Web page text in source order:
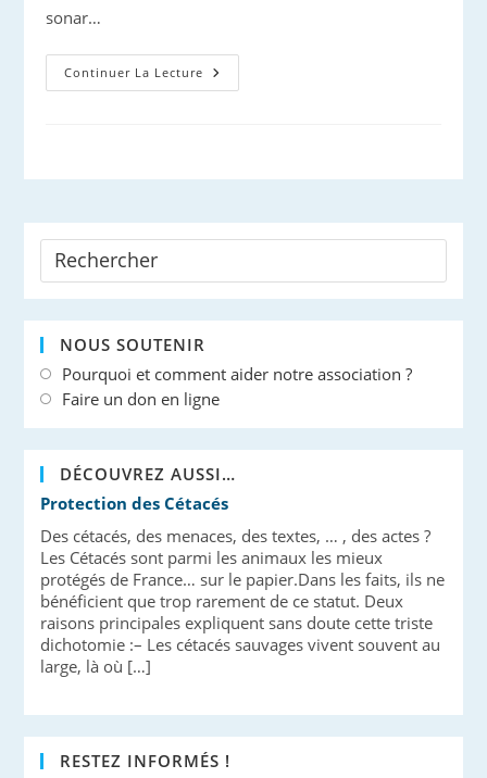
sonar…
Continuer La Lecture Grands
Plongeurs
Sont
Être
Battus…
NOUS SOUTENIR
Pourquoi et comment aider notre association ?
Faire un don en ligne
DÉCOUVREZ AUSSI…
Protection des Cétacés
Des cétacés, des menaces, des textes, … , des actes ?
Les Cétacés sont parmi les animaux les mieux
protégés de France… sur le papier.Dans les faits, ils ne
bénéficient que trop rarement de ce statut. Deux
raisons principales expliquent sans doute cette triste
dichotomie :– Les cétacés sauvages vivent souvent au
large, là où […]
RESTEZ INFORMÉS !